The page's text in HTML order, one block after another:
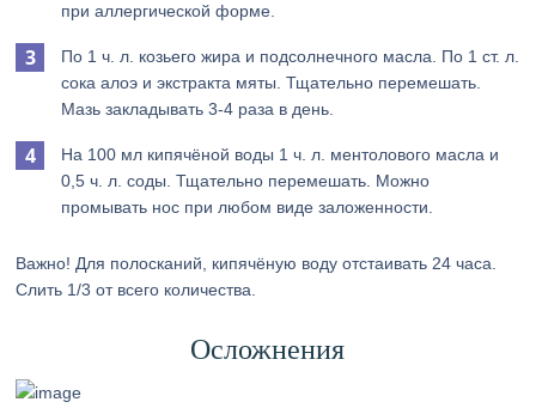
при аллергической форме.
По 1 ч. л. козьего жира и подсолнечного масла. По 1 ст. л.
сока алоэ и экстракта мяты. Тщательно перемешать.
Мазь закладывать 3-4 раза в день.
На 100 мл кипячёной воды 1 ч. л. ментолового масла и
0,5 ч. л. соды. Тщательно перемешать. Можно
промывать нос при любом виде заложенности.
Важно! Для полосканий, кипячёную воду отстаивать 24 часа.
Слить 1/3 от всего количества.
Осложнения